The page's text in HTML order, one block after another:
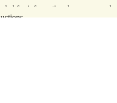
for informational purposes